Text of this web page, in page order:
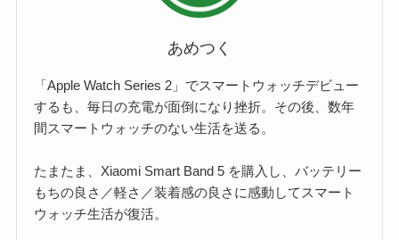
あめつく
「Apple Watch Series 2」でスマートウォッチデビュー
するも、毎日の充電が面倒になり挫折。その後、数年
間スマートウォッチのない生活を送る。
たまたま、Xiaomi Smart Band 5 を購入し、バッテリー
もちの良さ／軽さ／装着感の良さに感動してスマート
ウォッチ生活が復活。